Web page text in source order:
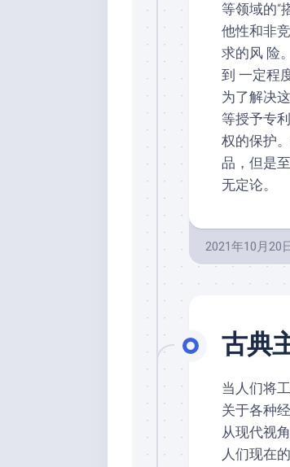
等领域的“
他性和非
求的风 险
到 一定程
为了解决
等授予专
权的保护
品，但是
无定论。
2021年10月20
古典
当人们将
关于各种
从现代视
人们现在